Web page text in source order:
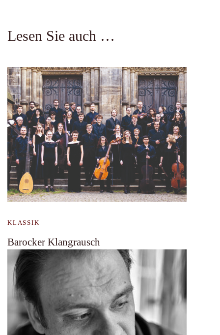
Lesen Sie auch …
KLASSIK
Barocker Klangrausch